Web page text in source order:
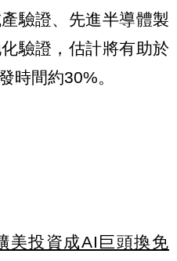
驗證、先進半導體製
驗證，估計將有助於
時間約30%。
美投資成AI巨頭換免